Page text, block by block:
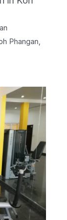
Phangan,